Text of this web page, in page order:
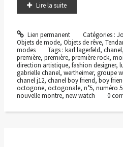
Lire la suite
Lien permanent Catégories :
Objets de mode, Objets de rêve,
modes
Tags :karl lagerfeld,chanel
première, première, première rock,
direction artistique, fashion designer,
gabrielle chanel, wertheimer, groupe
chanel j12, chanel boy friend, boy
octogone, octogonale, n°5, numéro 5
nouvelle montre, new watch 0